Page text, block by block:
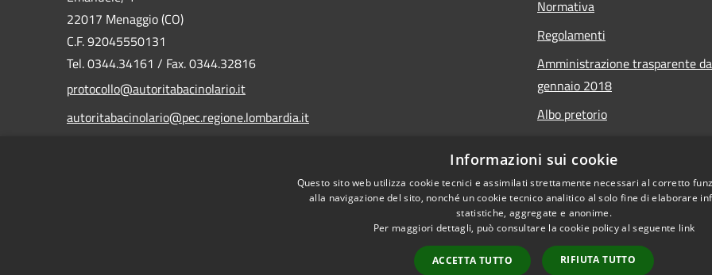
22017 Menaggio (CO)
C.F. 92045550131
Tel. 0344.34161 / Fax. 0344.32816
protocollo@autoritabacinolario.it
autoritabacinolario@pec.regione.lombardia.it
Normativa
Regolamenti
Amministrazione trasparente
gennaio 2018
Albo pretorio
Accessibilità sito
Copyright © 2026 • Autorità di
Informazioni sui cookie
Questo sito web utilizza cookie tecnici e assimilati strettamente necessari al corretto
alla navigazione del sito, nonché un cookie tecnico analitico al solo fine di elaborare
statistiche, aggregate e anonime.
Per maggiori dettagli, può consultare la cookie policy al seguente link
ACCETTA TUTTO RIFIUTA TUTTO